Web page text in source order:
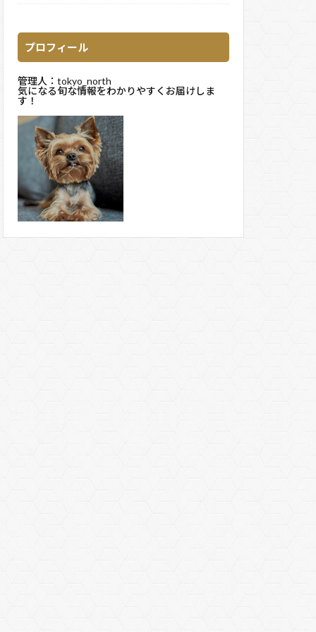
プロフィール
管理人：tokyo_north
気になる旬な情報をわかりやすくお届けしま
す！